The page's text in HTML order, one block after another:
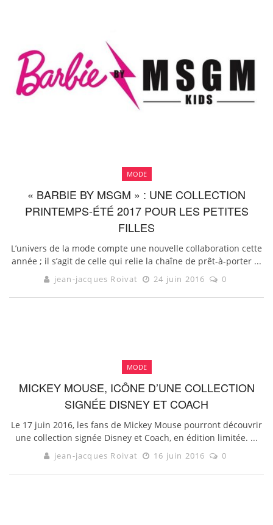
MODE
« BARBIE BY MSGM » : UNE COLLECTION
PRINTEMPS-ÉTÉ 2017 POUR LES PETITES
FILLES
L’univers de la mode compte une nouvelle collaboration cette
année ; il s’agit de celle qui relie la chaîne de prêt-à-porter ...
jean-jacques Roivat 24 juin 2016 0
MODE
MICKEY MOUSE, ICÔNE D’UNE COLLECTION
SIGNÉE DISNEY ET COACH
Le 17 juin 2016, les fans de Mickey Mouse pourront découvrir
une collection signée Disney et Coach, en édition limitée. ...
jean-jacques Roivat 16 juin 2016 0